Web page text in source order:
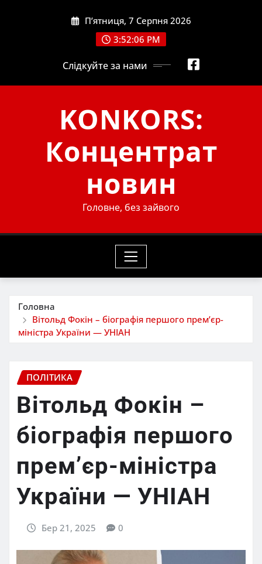
П’ятниця, 7 Серпня 2026
3:52:07 PM
Слідкуйте за нами
KONKORS:
Концентрат
новин
Головне, без зайвого
Головна
Вітольд Фокін – біографія першого прем’єр-
міністра України — УНІАН
ПОЛІТИКА
Вітольд Фокін –
біографія першого
прем’єр-міністра
України — УНІАН
Бер 21, 2025 0